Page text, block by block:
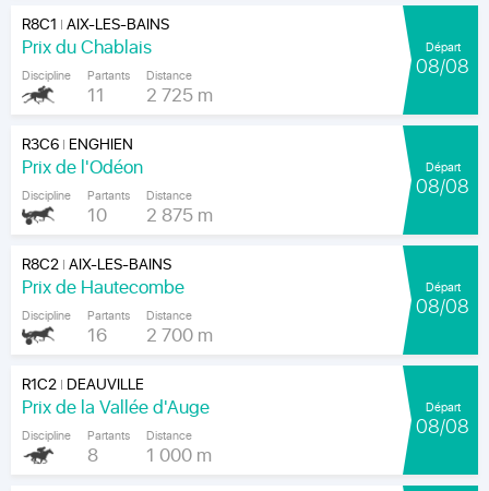
R8C1 |AIX-LES-BAINS
Prix du Chablais
Discipline Partants
11
Distance
2 725 m
Départ
08/08
R3C6| ENGHIEN
Prix de l'Odéon
Discipline Partants
10
Distance
2 875 m
Départ
08/08
R8C2|AIX-LES-BAINS
Prix de Hautecombe
Discipline Partants
16
Distance
2 700 m
Départ
08/08
R1C2| DEAUVILLE
Prix de la Vallée d'Auge
Discipline Partants
8
Distance
1 000 m
Départ
08/08